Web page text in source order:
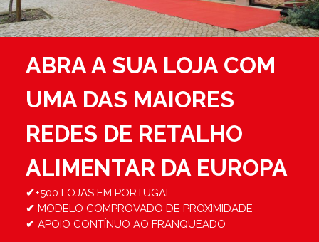
ABRA A SUA LOJA COM
UMA DAS MAIORES
REDES DE RETALHO
ALIMENTAR DA EUROPA
✔+500 LOJAS EM PORTUGAL
✔ MODELO COMPROVADO DE PROXIMIDADE
✔ APOIO CONTÍNUO AO FRANQUEADO